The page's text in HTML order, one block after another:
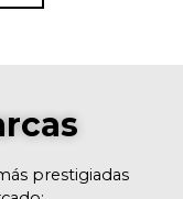
prestigiadas